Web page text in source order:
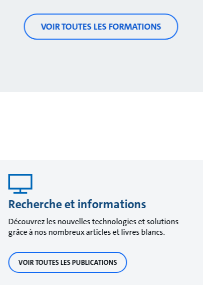
VOIR TOUTES LES FORMATIONS
Recherche et informations
Découvrez les nouvelles technologies et solutions
grâce à nos nombreux articles et livres blancs.
VOIR TOUTES LES PUBLICATIONS